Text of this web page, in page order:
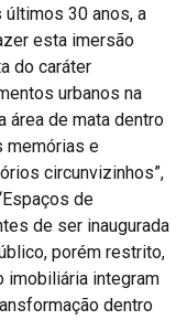
30 anos, a
esta imersão
do caráter
urbanos na
área de mata dentro
memórias e
circunvizinhos”,
de
de ser inaugurada
porém restrito,
imobiliária integram
dentro